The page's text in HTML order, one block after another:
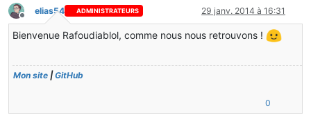
Hors-ligne
elias54 ADMINISTRATEURS 29 janv. 2014 à 16:31
Bienvenue Rafoudiablol, comme nous nous retrouvons !
Mon site |GitHub
0